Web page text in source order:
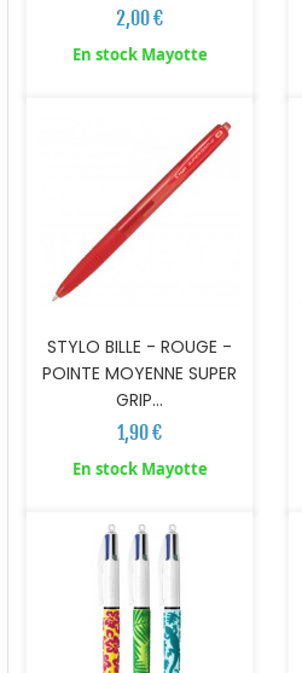
2,00 €
En stock Mayotte
STYLO BILLE - ROUGE -
POINTE MOYENNE SUPER
GRIP...
1,90 €
En stock Mayotte